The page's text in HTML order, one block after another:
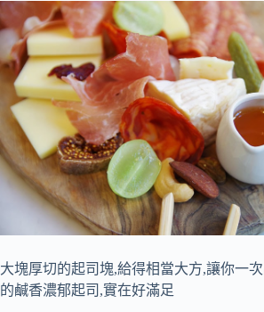
大塊厚切的起司塊,給得相當大方,讓你一
的鹹香濃郁起司,實在好滿足